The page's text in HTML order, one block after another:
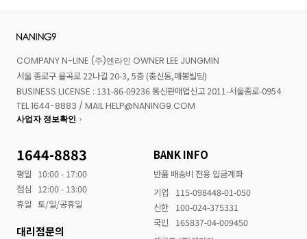
COMPANY N-LINE (주)엔라인 OWNER LEE JUNGMIN
서울 종로구 율곡로 22나길 20-3, 5층 (충신동,매봉빌딩)
BUSINESS LICENSE : 131-86-09236 통신판매업신고 2011-서울종로-0954
TEL 1644-8883 / MAIL HELP@NANING9.COM
사업자 정보확인
1644-8883
평일
10:00 - 17:00
점심
12:00 - 13:00
휴일 토/일/공휴일
대리점문의
BANK INFO
반품 배송비 전용 입금계좌
기업
115-098448-01-050
신한
100-024-375331
국민
165837-04-009450